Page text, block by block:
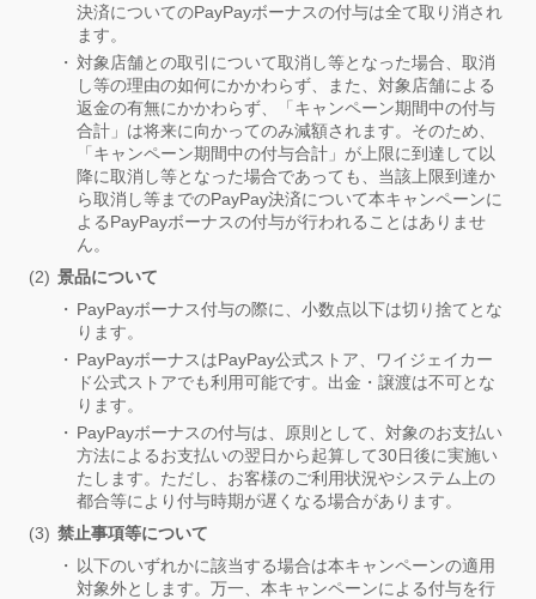
決済についてのPayPayボーナスの付与は全て取り消され
ます。
対象店舗との取引について取消し等となった場合、取消
し等の理由の如何にかかわらず、また、対象店舗による
返金の有無にかかわらず、「キャンペーン期間中の付与
合計」は将来に向かってのみ減額されます。そのため、
「キャンペーン期間中の付与合計」が上限に到達して以
降に取消し等となった場合であっても、当該上限到達か
ら取消し等までのPayPay決済について本キャンペーンに
よるPayPayボーナスの付与が行われることはありませ
ん。
景品について
PayPayボーナス付与の際に、小数点以下は切り捨てとな
ります。
PayPayボーナスはPayPay公式ストア、ワイジェイカー
ド公式ストアでも利用可能です。出金・譲渡は不可とな
ります。
PayPayボーナスの付与は、原則として、対象のお支払い
方法によるお支払いの翌日から起算して30日後に実施い
たします。ただし、お客様のご利用状況やシステム上の
都合等により付与時期が遅くなる場合があります。
禁止事項等について
以下のいずれかに該当する場合は本キャンペーンの適用
対象外とします。万一、本キャンペーンによる付与を行